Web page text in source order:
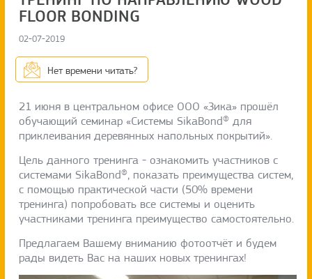
FLOOR BONDING
02-07-2019
Нет времени читать?
21 июня в центральном офисе ООО «Зика» прошёл
обучающий семинар «Системы SikaBond® для
приклеивания деревянных напольных покрытий».
Цель данного тренинга - ознакомить участников с
системами SikaBond®, показать преимущества систем,
с помощью практической части (50% времени
тренинга) попробовать все системы и оценить
участниками тренинга преимущество самостоятельно.
Предлагаем Вашему вниманию фотоотчёт и будем
рады видеть Вас на наших новых тренингах!